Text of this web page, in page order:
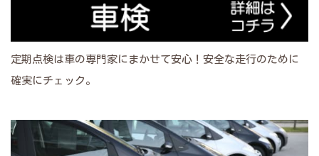
定期点検は車の専門家にまかせて安心！安全な走行のために
確実にチェック。